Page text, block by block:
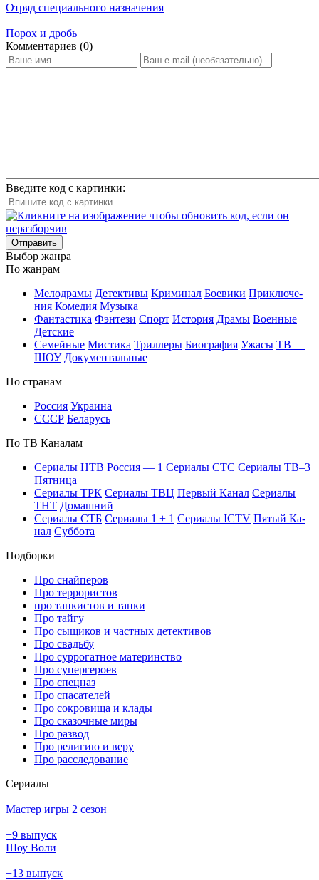
Отряд специального назначения
Порох и дробь
Ком­мен­та­ри­ев (0)
Введите код с картинки:
Отправить
Вы­бор жан­ра
По жан­рам
Ме­ло­дра­мы Де­тек­ти­вы Кри­ми­нал Бое­ви­ки При­клю­че­
ния Ко­ме­дия Му­зы­ка
Фан­та­сти­ка Фэн­те­зи Спорт Ис­то­рия Дра­мы Во­ен­ные
Дет­ские
Се­мей­ные Мис­ти­ка Трил­ле­ры Био­гра­фия Ужа­сы ТВ —
ШОУ До­ку­мен­таль­ные
По стра­нам
Рос­сия Ук­раи­на
СССР Бе­ла­русь
По ТВ Ка­на­лам
Се­риа­лы НТВ Рос­сия — 1 Се­риа­лы СТС Се­риа­лы ТВ–3
Пят­ни­ца
Се­риа­лы ТРК Се­риа­лы ТВЦ Пер­вый Ка­нал Се­риа­лы
ТНТ До­маш­ний
Се­риа­лы СТБ Се­риа­лы 1 + 1 Се­риа­лы ICTV Пя­тый Ка­
нал Суб­бо­та
Подборки
Про снайперов
Про террористов
про танкистов и танки
Про тайгу
Про сыщиков и частных детективов
Про свадьбу
Про суррогатное материнство
Про супергероев
Про спецназ
Про спасателей
Про сокровища и клады
Про сказочные миры
Про развод
Про религию и веру
Про расследование
Се­риа­лы
Мастер игры 2 сезон
+9 выпуск
Шоу Воли
+13 выпуск